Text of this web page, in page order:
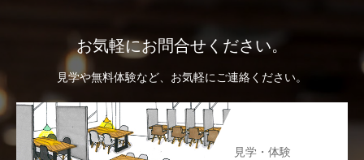
お気軽にお問合せください。
見学や無料体験など、お気軽にご連絡ください。
見学・体験